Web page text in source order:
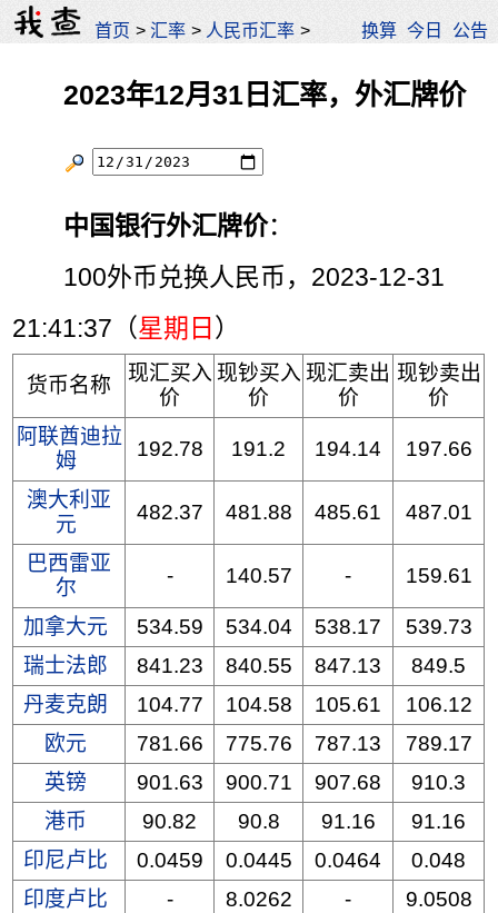
首页 >汇率 > 人民币汇率 > 换算 今日 公告
2023年12月31日汇率，外汇牌价
中国银行外汇牌价：
100外币兑换人民币，2023-12-31
21:41:37（星期日 ）
货币名称
现汇买入
价
现钞买入
价
现汇卖出
价
现钞卖出
价
阿联酋迪拉
姆
192.78 191.2 194.14 197.66
澳大利亚
元
482.37 481.88 485.61 487.01
巴西雷亚
尔
- 140.57 - 159.61
加拿大元 534.59 534.04 538.17
539.73
瑞士法郎
841.23 840.55 847.13
849.5
丹麦克朗
104.77 104.58 105.61
106.12
欧元
781.66 775.76 787.13
789.17
英镑
901.63 900.71 907.68
910.3
港币
90.82 90.8 91.16
91.16
印尼卢比
0.0459 0.0445 0.0464
0.048
印度卢比
- 8.0262 -
9.0508